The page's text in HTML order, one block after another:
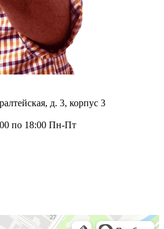
д. 3, корпус 3
по 18:00 Пн-Пт